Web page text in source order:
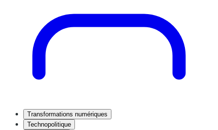
Transformations numériques
Technopolitique